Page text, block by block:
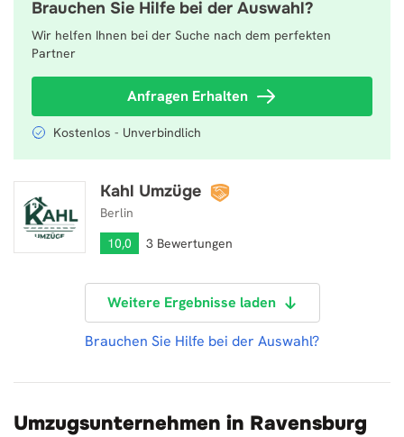
Brauchen Sie Hilfe bei der Auswahl?
Wir helfen Ihnen bei der Suche nach dem perfekten
Partner
Anfragen Erhalten
Kostenlos - Unverbindlich
Kahl Umzüge
Berlin
10,0
3 Bewertungen
Kahl Umzüge
Weitere Ergebnisse laden
Brauchen Sie Hilfe bei der Auswahl?
Umzugsunternehmen in Ravensburg